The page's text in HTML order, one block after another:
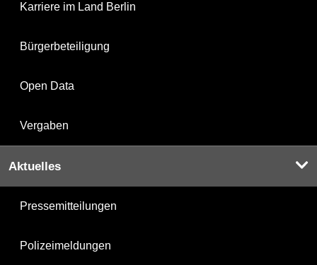
Karriere im Land Berlin
Bürgerbeteiligung
Open Data
Vergaben
Aktuelles
Pressemitteilungen
Polizeimeldungen